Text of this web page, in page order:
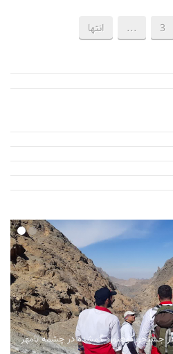
3
... انتها
جستجو کوهنورد گمشده در چشمه تامهر